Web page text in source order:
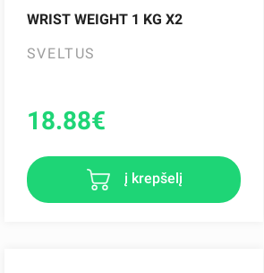
WRIST WEIGHT 1 KG X2
SVELTUS
18.88€
į krepšelį